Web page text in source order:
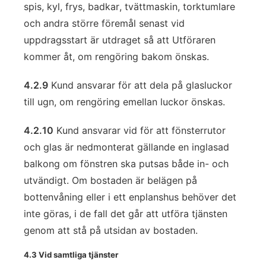
spis, kyl, frys, badkar, tvättmaskin, torktumlare
och andra större föremål senast vid
uppdragsstart är utdraget så att Utföraren
kommer åt, om rengöring bakom önskas.
4.2.9 Kund ansvarar för att dela på glasluckor
till ugn, om rengöring emellan luckor önskas.
4.2.10 Kund ansvarar vid för att fönsterrutor
och glas är nedmonterat gällande en inglasad
balkong om fönstren ska putsas både in- och
utvändigt. Om bostaden är belägen på
bottenvåning eller i ett enplanshus behöver det
inte göras, i de fall det går att utföra tjänsten
genom att stå på utsidan av bostaden.
4.3 Vid samtliga tjänster